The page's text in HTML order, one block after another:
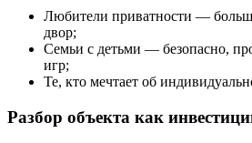
Любители приватности —
двор;
Семьи с детьми — безопасно,
игр;
Те, кто мечтает об
Разбор объекта как